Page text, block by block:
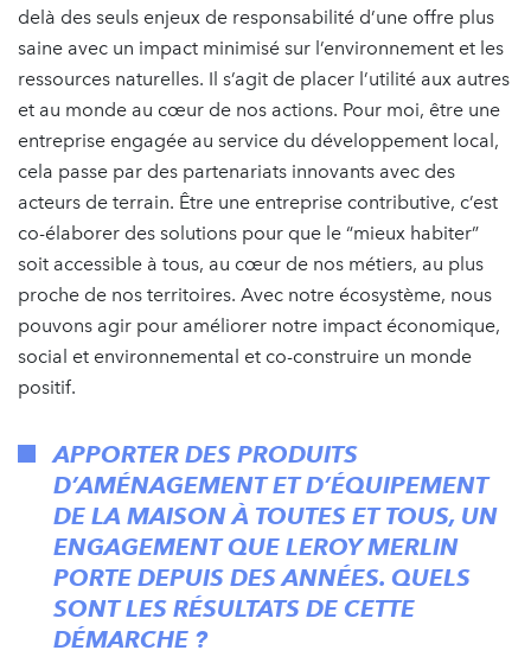
delà des seuls enjeux de responsabilité d’une offre plus
saine avec un impact minimisé sur l’environnement et les
ressources naturelles. Il s’agit de placer l’utilité aux autres
et au monde au cœur de nos actions. Pour moi, être une
entreprise engagée au service du développement local,
cela passe par des partenariats innovants avec des
acteurs de terrain. Être une entreprise contributive, c’est
co-élaborer des solutions pour que le “mieux habiter”
soit accessible à tous, au cœur de nos métiers, au plus
proche de nos territoires. Avec notre écosystème, nous
pouvons agir pour améliorer notre impact économique,
social et environnemental et co-construire un monde
positif.
APPORTER DES PRODUITS
D’AMÉNAGEMENT ET D’ÉQUIPEMENT
DE LA MAISON À TOUTES ET TOUS, UN
ENGAGEMENT QUE LEROY MERLIN
PORTE DEPUIS DES ANNÉES. QUELS
SONT LES RÉSULTATS DE CETTE
DÉMARCHE ?